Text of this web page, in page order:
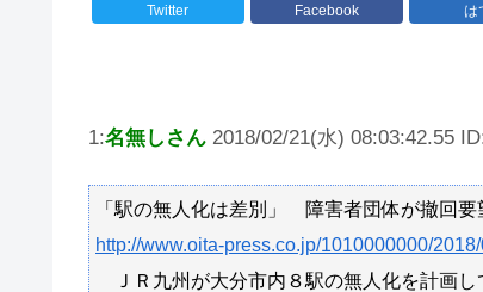
Twitter Facebook は
1:名無しさん 2018/02/21(水) 08:03:42.55
「駅の無人化は差別」 障害者団体が撤回要
http://www.oita-press.co.jp/1010000000/
ＪＲ九州が大分市内８駅の無人化を計画